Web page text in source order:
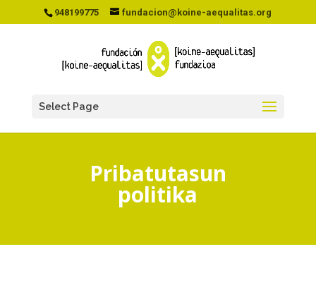
948199775 fundacion@koine-aequalitas.org
Select Page
Pribatutasun
politika